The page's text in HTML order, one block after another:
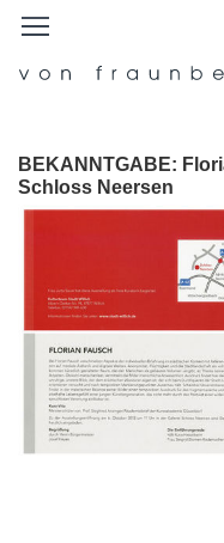
BEKANNTGABE:
Schloss Neersen